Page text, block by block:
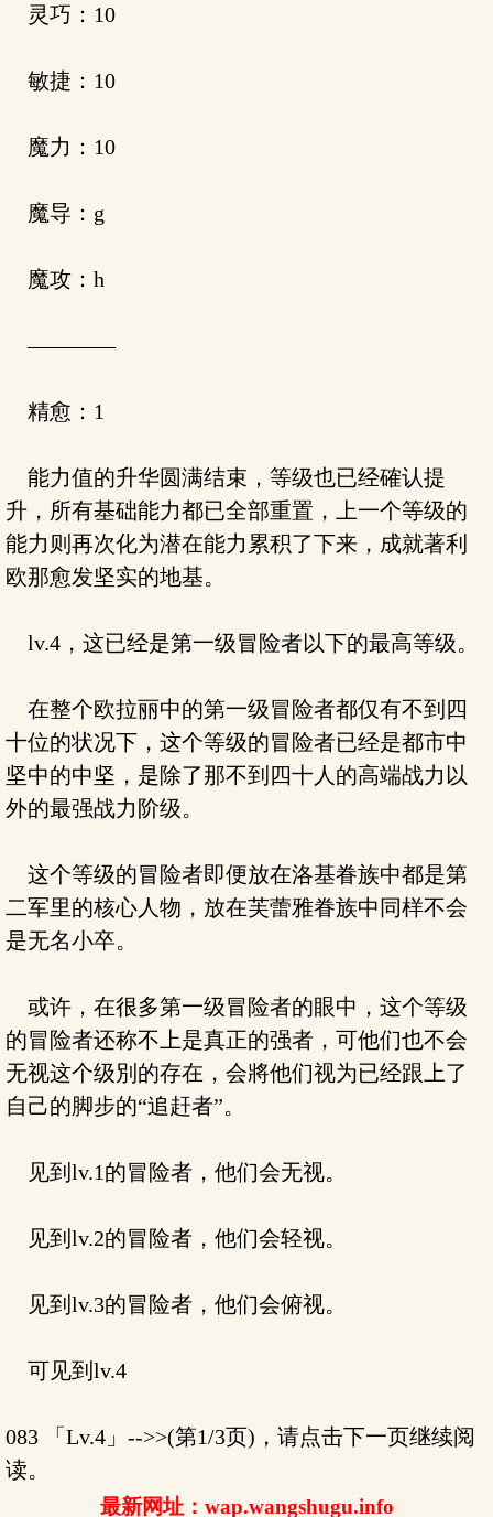
灵巧：10
敏捷：10
魔力：10
魔导：g
魔攻：h
————
精愈：1
能力值的升华圆满结束，等级也已经確认提
升，所有基础能力都已全部重置，上一个等级的
能力则再次化为潜在能力累积了下来，成就著利
欧那愈发坚实的地基。
lv.4，这已经是第一级冒险者以下的最高等级。
在整个欧拉丽中的第一级冒险者都仅有不到四
十位的状况下，这个等级的冒险者已经是都市中
坚中的中坚，是除了那不到四十人的高端战力以
外的最强战力阶级。
这个等级的冒险者即便放在洛基眷族中都是第
二军里的核心人物，放在芙蕾雅眷族中同样不会
是无名小卒。
或许，在很多第一级冒险者的眼中，这个等级
的冒险者还称不上是真正的强者，可他们也不会
无视这个级別的存在，会將他们视为已经跟上了
自己的脚步的“追赶者”。
见到lv.1的冒险者，他们会无视。
见到lv.2的冒险者，他们会轻视。
见到lv.3的冒险者，他们会俯视。
可见到lv.4
083 「Lv.4」-->>(第1/3页)，请点击下一页继续阅
读。
最新网址：wap.wangshugu.info